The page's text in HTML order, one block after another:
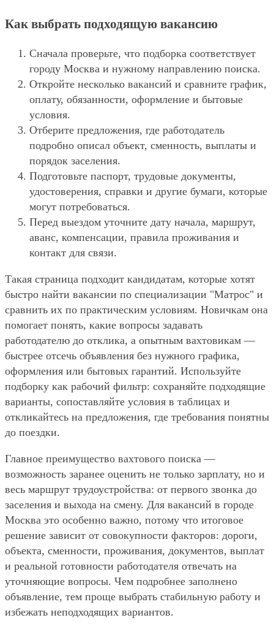
Как выбрать подходящую вакансию
Сначала проверьте, что подборка соответствует
городу Москва и нужному направлению поиска.
Откройте несколько вакансий и сравните график,
оплату, обязанности, оформление и бытовые
условия.
Отберите предложения, где работодатель
подробно описал объект, сменность, выплаты и
порядок заселения.
Подготовьте паспорт, трудовые документы,
удостоверения, справки и другие бумаги, которые
могут потребоваться.
Перед выездом уточните дату начала, маршрут,
аванс, компенсации, правила проживания и
контакт для связи.
Такая страница подходит кандидатам, которые хотят
быстро найти вакансии по специализации "Матрос" и
сравнить их по практическим условиям. Новичкам она
помогает понять, какие вопросы задавать
работодателю до отклика, а опытным вахтовикам —
быстрее отсечь объявления без нужного графика,
оформления или бытовых гарантий. Используйте
подборку как рабочий фильтр: сохраняйте подходящие
варианты, сопоставляйте условия в таблицах и
откликайтесь на предложения, где требования понятны
до поездки.
Главное преимущество вахтового поиска —
возможность заранее оценить не только зарплату, но и
весь маршрут трудоустройства: от первого звонка до
заселения и выхода на смену. Для вакансий в городе
Москва это особенно важно, потому что итоговое
решение зависит от совокупности факторов: дороги,
объекта, сменности, проживания, документов, выплат
и реальной готовности работодателя отвечать на
уточняющие вопросы. Чем подробнее заполнено
объявление, тем проще выбрать стабильную работу и
избежать неподходящих вариантов.